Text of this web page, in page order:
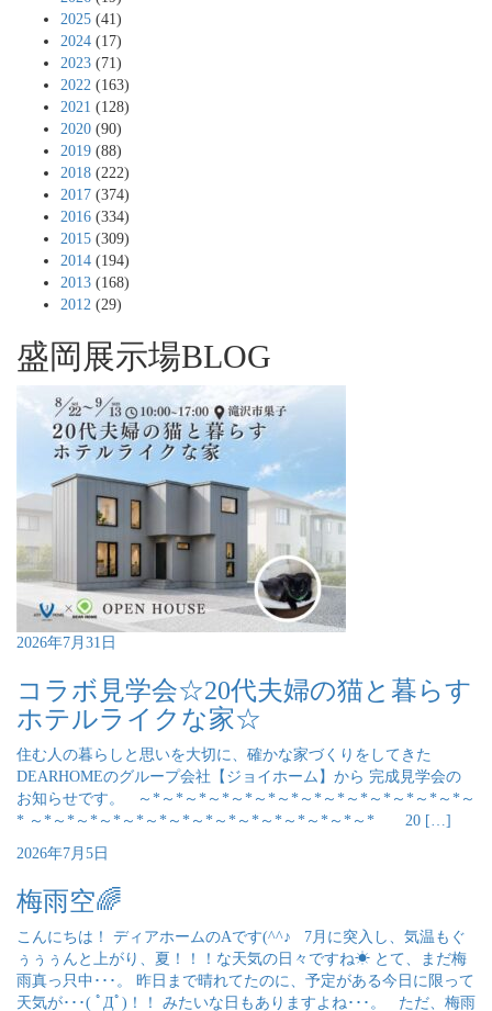
2025 (41)
2024 (17)
2023 (71)
2022 (163)
2021 (128)
2020 (90)
2019 (88)
2018 (222)
2017 (374)
2016 (334)
2015 (309)
2014 (194)
2013 (168)
2012 (29)
盛岡展示場BLOG
2026年7月31日
コラボ見学会☆20代夫婦の猫と暮らす
ホテルライクな家☆
住む人の暮らしと思いを大切に、確かな家づくりをしてきた
DEARHOMEのグループ会社【ジョイホーム】から 完成見学会の
お知らせです。 ～*～*～*～*～*～*～*～*～*～*～*～*～*～*～
* ～*～*～*～*～*～*～*～*～*～*～*～*～*～*～* 20 […]
2026年7月5日
梅雨空🌈
こんにちは！ ディアホームのAです(^^♪ 7月に突入し、気温もぐ
ぅぅぅんと上がり、夏！！！な天気の日々ですね☀ とて、まだ梅
雨真っ只中･･･。 昨日まで晴れてたのに、予定がある今日に限って
天気が･･･( ﾟДﾟ)！！ みたいな日もありますよね･･･。 ただ、梅雨